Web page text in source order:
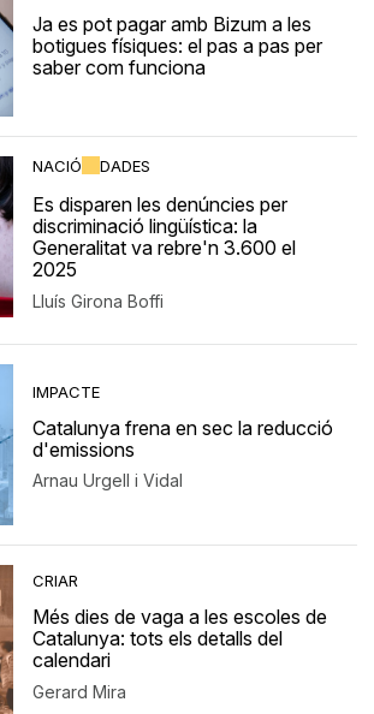
Ja es pot pagar amb Bizum a les
botigues físiques: el pas a pas per
saber com funciona
NACIÓ DADES
Es disparen les denúncies per
discriminació lingüística: la
Generalitat va rebre'n 3.600 el
2025
Lluís Girona Boffi
IMPACTE
Catalunya frena en sec la reducció
d'emissions
Arnau Urgell i Vidal
CRIAR
Més dies de vaga a les escoles de
Catalunya: tots els detalls del
calendari
Gerard Mira